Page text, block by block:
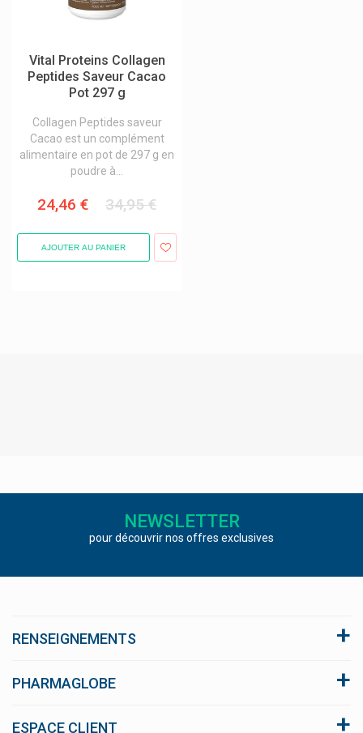
Vital Proteins Collagen
Peptides Saveur Cacao
Pot 297 g
Collagen Peptides saveur
Cacao est un complément
alimentaire en pot de 297 g en
poudre à...
24,46 € 34,95 €
AJOUTER AU PANIER
NEWSLETTER
pour découvrir nos offres exclusives
RENSEIGNEMENTS
Nous respectons votre vie privée
PHARMAGLOBE
ESPACE CLIENT